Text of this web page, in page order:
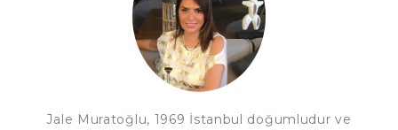
Jale Muratoğlu, 1969 İstanbul doğumludur ve